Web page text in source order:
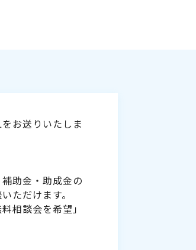
お送りいたしま
助金・助成金の
ただけます。
相談会を希望」